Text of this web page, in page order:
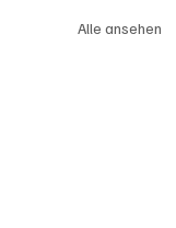
Alle ansehen